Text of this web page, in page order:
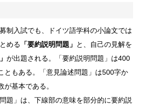
制入試でも、ドイツ語学科の小論文では
める 「要約説明問題」 と、自己の見解を
が出題される。「要約説明問題」は400
ともある。「意見論述問題」は500字か
基本である。
題」は、下線部の意味を部分的に要約説